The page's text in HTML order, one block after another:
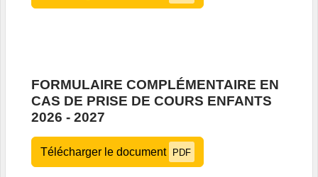
FORMULAIRE COMPLÉMENTAIRE EN
CAS DE PRISE DE COURS ENFANTS
2026 - 2027
Télécharger le document PDF